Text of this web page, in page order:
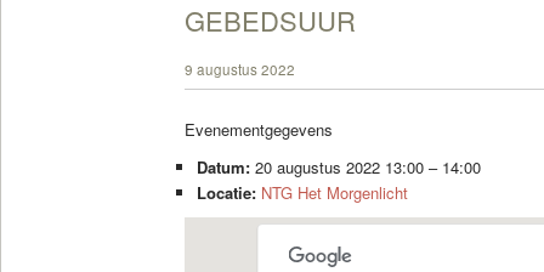
GEBEDSUUR
9 augustus 2022
Evenementgegevens
Datum: 20 augustus 2022 13:00– 14:00
Locatie: NTG Het Morgenlicht